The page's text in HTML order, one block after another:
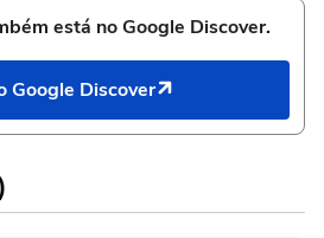
está no Google Discover.
Google Discover